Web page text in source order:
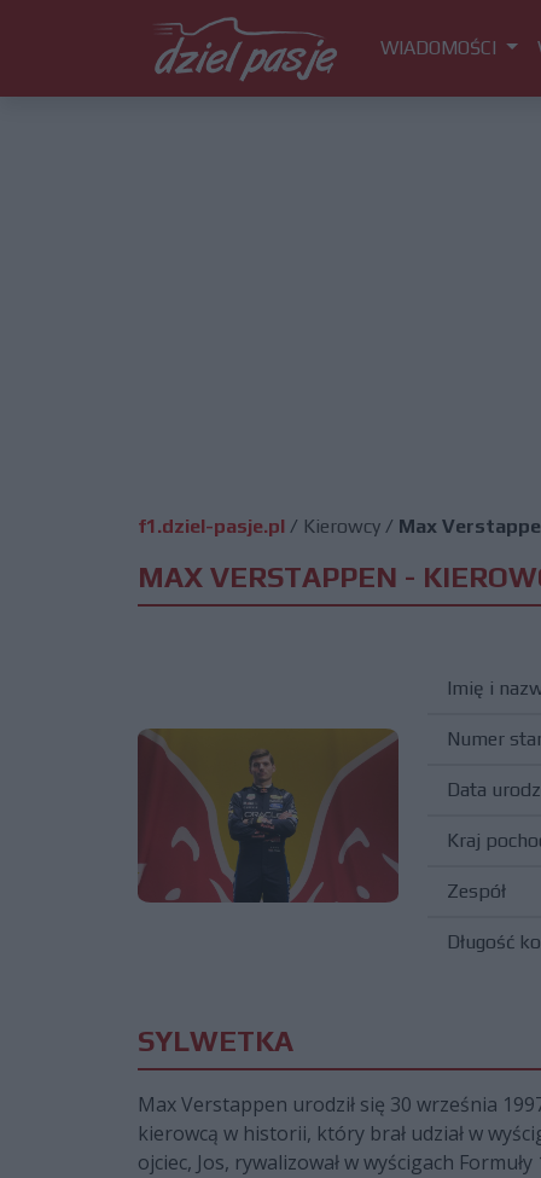
WIADOMOŚCI
f1.dziel-pasje.pl / Kierowcy / Max
MAX VERSTAPPEN -
Imię i
Numer
Data
Kraj
Zespół
Długość
SYLWETKA
Max Verstappen urodził się 30 września
kierowcą w historii, który brał udział w
ojciec, Jos, rywalizował w wyścigach